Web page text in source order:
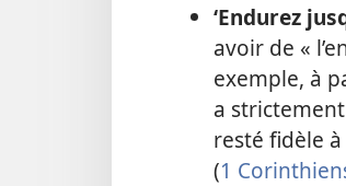
‘Endurez
avoir de «
exemple, à
a
resté fidèle
(1